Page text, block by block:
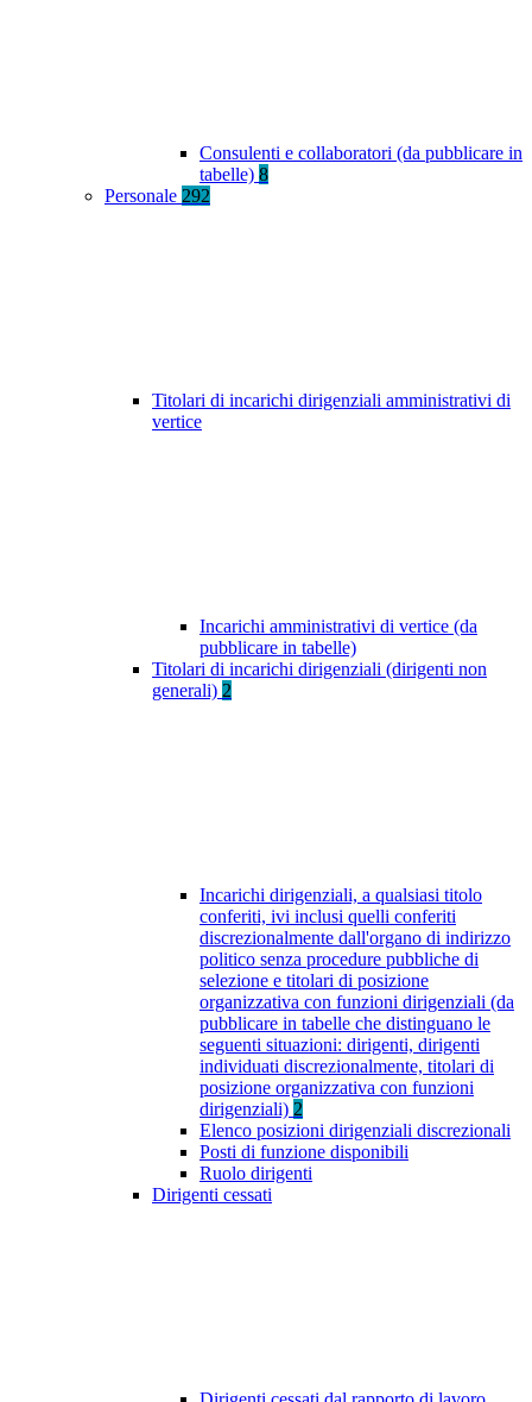
Consulenti e collaboratori (da pubblicare in
tabelle) 8
Personale 292
Titolari di incarichi dirigenziali amministrativi di
vertice
Incarichi amministrativi di vertice (da
pubblicare in tabelle)
Titolari di incarichi dirigenziali (dirigenti non
generali) 2
Incarichi dirigenziali, a qualsiasi titolo
conferiti, ivi inclusi quelli conferiti
discrezionalmente dall'organo di indirizzo
politico senza procedure pubbliche di
selezione e titolari di posizione
organizzativa con funzioni dirigenziali (da
pubblicare in tabelle che distinguano le
seguenti situazioni: dirigenti, dirigenti
individuati discrezionalmente, titolari di
posizione organizzativa con funzioni
dirigenziali) 2
Elenco posizioni dirigenziali discrezionali
Posti di funzione disponibili
Ruolo dirigenti
Dirigenti cessati